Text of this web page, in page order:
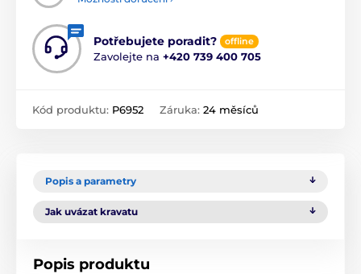
Potřebujete poradit? offline
Zavolejte na +420 739 400 705
Kód produktu: P6952 Záruka: 24 měsíců
Popis a parametry
Jak uvázat kravatu
Popis produktu